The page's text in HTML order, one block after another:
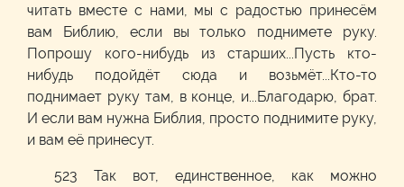
читать вместе с нами, мы с радостью принесём
вам Библию, если вы только поднимете руку.
Попрошу кого-нибудь из старших...Пусть кто-
нибудь подойдёт сюда и возьмёт...Кто-то
поднимает руку там, в конце, и...Благодарю, брат.
И если вам нужна Библия, просто поднимите руку,
и вам её принесут.
523 Так вот, единственное, как можно